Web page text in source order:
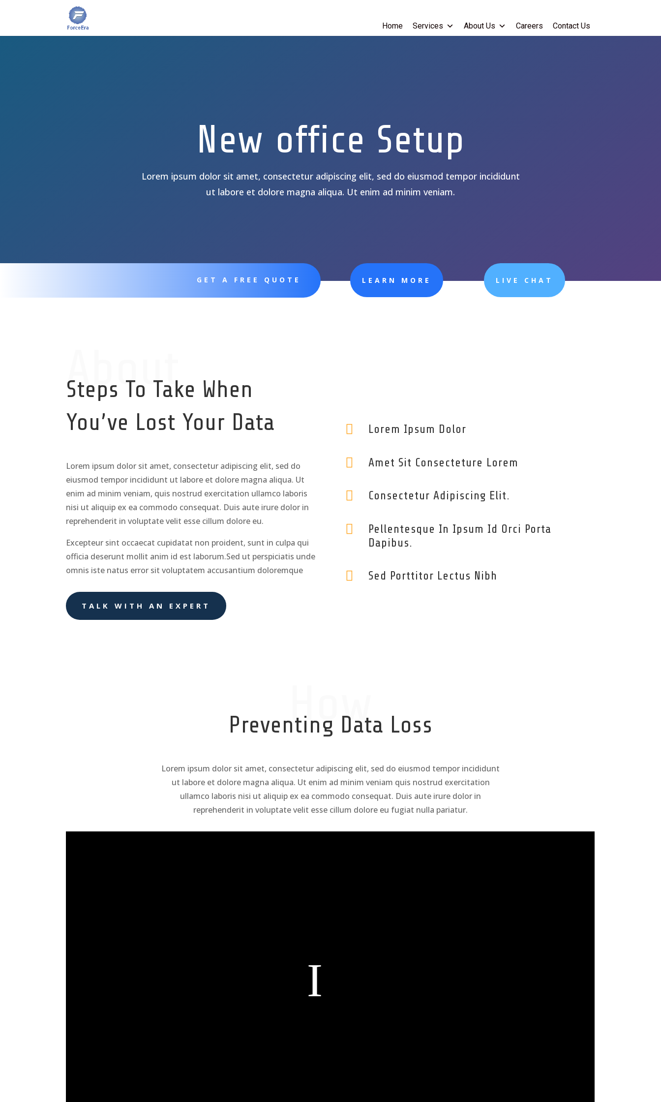
Home Services About Us Careers Contact Us
New office Setup
Lorem ipsum dolor sit amet, consectetur adipiscing elit, sed do eiusmod tempor incididunt
ut labore et dolore magna aliqua. Ut enim ad minim veniam.
GET A FREE QUOTE LEARN MORE LIVE CHAT
About
Steps To Take When
You’ve Lost Your Data
Lorem ipsum dolor sit amet, consectetur adipiscing elit, sed do
eiusmod tempor incididunt ut labore et dolore magna aliqua. Ut
enim ad minim veniam, quis nostrud exercitation ullamco laboris
nisi ut aliquip ex ea commodo consequat. Duis aute irure dolor in
reprehenderit in voluptate velit esse cillum dolore eu.
Excepteur sint occaecat cupidatat non proident, sunt in culpa qui
officia deserunt mollit anim id est laborum.Sed ut perspiciatis unde
omnis iste natus error sit voluptatem accusantium doloremque
TALK WITH AN EXPERT
 Lorem Ipsum Dolor
 Amet Sit Consecteture Lorem
 Consectetur Adipiscing Elit.

Pellentesque In Ipsum Id Orci Porta
Dapibus.
 Sed Porttitor Lectus Nibh
How
Preventing Data Loss
Lorem ipsum dolor sit amet, consectetur adipiscing elit, sed do eiusmod tempor incididunt
ut labore et dolore magna aliqua. Ut enim ad minim veniam quis nostrud exercitation
ullamco laboris nisi ut aliquip ex ea commodo consequat. Duis aute irure dolor in
reprehenderit in voluptate velit esse cillum dolore eu fugiat nulla pariatur.